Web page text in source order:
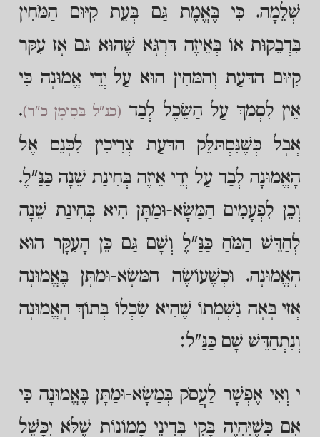
שְׁלֵמָה. כִּי בֶּאֱמֶת גַּם בְּעֵת קִיּוּם הַמֹּחִין
בִּדְבֵקוּת אוֹ בְּאֵיזֶה דַּרְגָּא שֶׁהוּא גַּם אָז עִקַּר
קִיּוּם הַדַּעַת וְהַמּחִין הוּא עַל-יְדֵי אֱמוּנָה כִּי
אֵין לִסְמךְ עַל הַשֵׂכֶל לְבַד (כנ"ל בְּסִימָן כ"ד).
אֲבָל כְּשֶׁנִּסְתַּלֵּק הַדַּעַת צְרִיכִין לִכָּנֵס אֶל
הָאֱמוּנָה לְבַד עַל-יְדֵי אֵיזֶה בְּחִינַת שֵׁנָה כַּנַּ"לֶ.
וְכֵן לִפְעָמִים הַמַּשָׂא-וּמַתָּן הִיא בְּחִינַת שֵׁנָה
לְחַדֵּשׁ הַמֹּחַ כַּנַּ"לֶ וְשָׁם גַּם כֵּן הָעִקָּר הוּא
הָאֱמוּנָה. וּכְשֶׁעוֹשֶׂה הַמַּשָׂא-וּמַתָּן בֶּאֱמוּנָה
אֲזַי בָּאָה נִשְׁמָתוֹ שֶׁהִיא שִׂכְלוֹ בְּתוֹךְ הָאֱמוּנָה
וְנִתְחַדֵּשׁ שָׁם כַּנַּ"ל:
י וְאִי אֶפְשָׁר לַעֲסֹק בְּמַשָׂא-וּמַתָּן בֶּאֱמוּנָה כִּי
אִם כְּשֶׁיִּהְיֶה בָּקִי בְּדִינֵי מָמוֹנוֹת שֶׁלֹּא יִכָּשֵׁל